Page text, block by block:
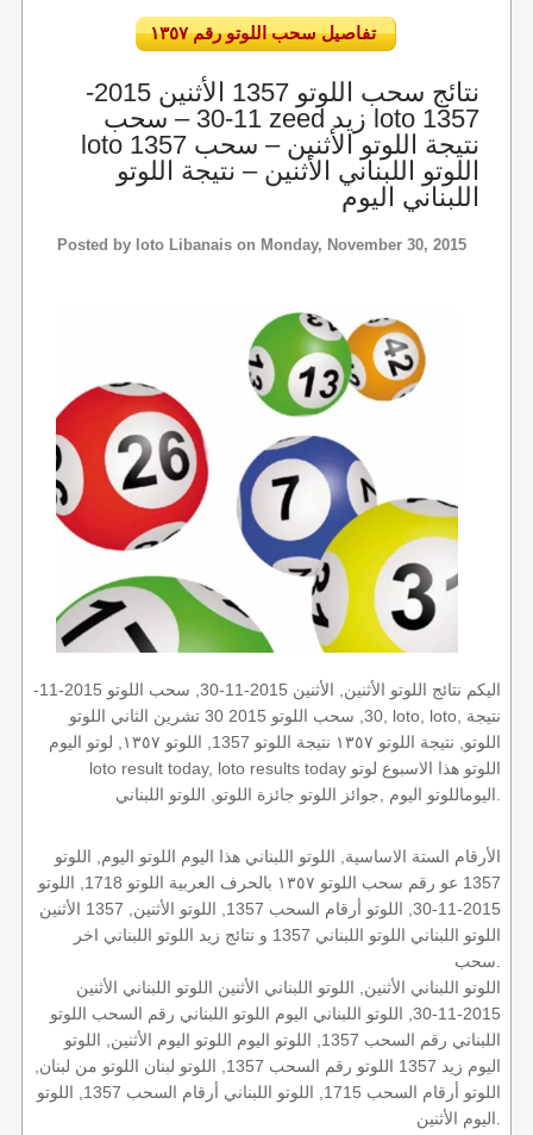
تفاصيل سحب اللوتو رقم ١٣٥٧
نتائج سحب اللوتو 1357 الأثنين 2015-
11-30 – سحب zeed زيد loto 1357
loto 1357 نتيجة اللوتو الأثنين – سحب
اللوتو اللبناني الأثنين – نتيجة اللوتو
اللبناني اليوم
Posted by loto Libanaison Monday, November 30, 2015
اليكم نتائج اللوتو الأثنين, الأثنين 2015-11-30, سحب اللوتو 2015-11-
30, سحب اللوتو 2015 30 تشرين الثاني اللوتو, loto, loto, نتيجة
اللوتو, نتيجة اللوتو ١٣٥٧ نتيجة اللوتو 1357, اللوتو ١٣٥٧, لوتو اليوم
loto result today, loto results today اللوتو هذا الاسبوع لوتو
الأرقام الستة الاساسية, اللوتو اللبناني هذا اليوم اللوتو اليوم, اللوتو
1357 عو رقم سحب اللوتو ١٣٥٧ بالحرف العربية اللوتو 1718, اللوتو
2015-11-30, اللوتو أرقام السحب 1357, اللوتو الأثنين, 1357 الأثنين
اللوتو اللبناني اللوتو اللبناني 1357 و نتائج زيد اللوتو اللبناني اخر
اللوتو اللبناني الأثنين, اللوتو اللبناني الأثنين اللوتو اللبناني الأثنين
2015-11-30, اللوتو اللبناني اليوم اللوتو اللبناني رقم السحب اللوتو
اللبناني رقم السحب 1357, اللوتو اليوم اللوتو اليوم الأثنين, اللوتو
اليوم زيد 1357 اللوتو رقم السحب 1357, اللوتو لبنان اللوتو من لبنان,
اللوتو أرقام السحب 1715, اللوتو اللبناني أرقام السحب 1357, اللوتو